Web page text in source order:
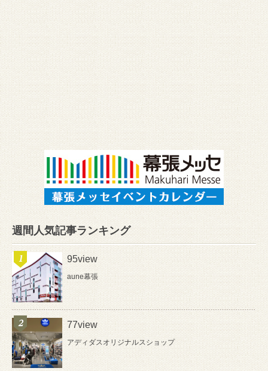
週間人気記事ランキング
95view
aune幕張
77view
アディダスオリジナルスショップ